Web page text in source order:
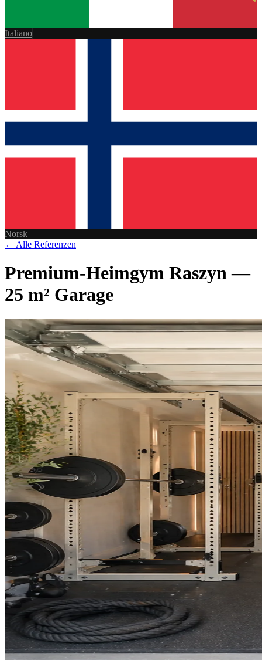
Italiano
Norsk
← Alle Referenzen
Premium-Heimgym Raszyn —
25 m² Garage